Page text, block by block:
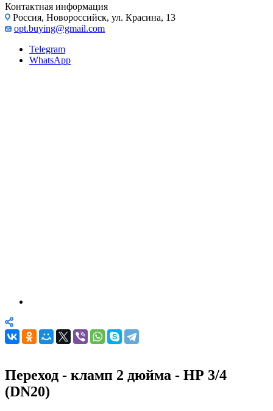
Контактная информация
Россия, Новороссийск, ул. Красина, 13
opt.buying@gmail.com
Telegram
WhatsApp
Переход - кламп 2 дюйма - НР 3/4
(DN20)